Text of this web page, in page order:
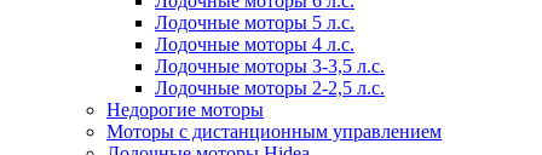
Лодочные моторы 5 л.с.
Лодочные моторы 4 л.с.
Лодочные моторы 3-3,5 л.с.
Лодочные моторы 2-2,5 л.с.
Недорогие моторы
Моторы с дистанционным управлением